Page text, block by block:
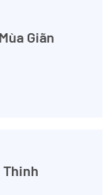
Giãn
Thinh